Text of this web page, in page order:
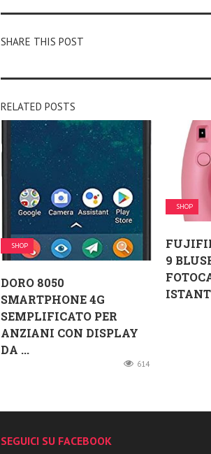
SHARE THIS POST
RELATED POSTS
SHOP
DORO 8050
SMARTPHONE 4G
SEMPLIFICATO PER
ANZIANI CON DISPLAY
DA ...
614
SHOP
9
SEGUICI SU FACEBOOK